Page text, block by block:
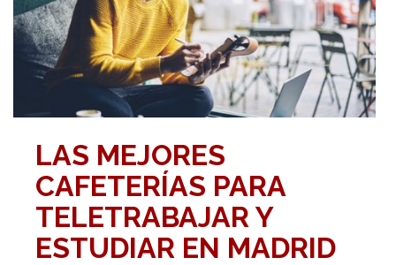
LAS MEJORES
CAFETERÍAS PARA
TELETRABAJAR Y
ESTUDIAR EN MADRID